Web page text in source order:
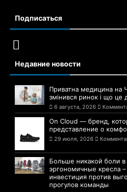
Подписаться
Недавние новости
Приватна медицина на
змінився ринок і що це
6 августа, 2026
On Cloud — бренд,
представление о
29 июля, 2026
Больше никакой боли
эргономичные кресла
инвестиция против
прогулов команды